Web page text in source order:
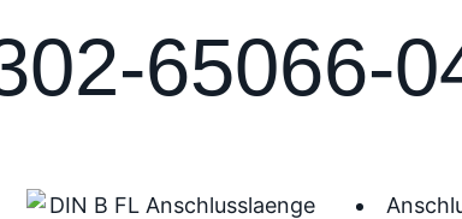
65066-